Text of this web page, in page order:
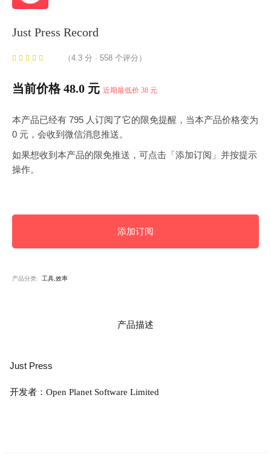
Just Press Record
（4.3 分 · 558 个评分）
当前价格 48.0 元 近期最低价 38 元
本产品已经有 795 人订阅了它的限免提醒，当本产品价格变为
0 元，会收到微信消息推送。
如果想收到本产品的限免推送，可点击「添加订阅」并按提示
操作。
添加订阅
产品分类: 工具,效率
产品描述
Just Press
开发者：Open Planet Software Limited